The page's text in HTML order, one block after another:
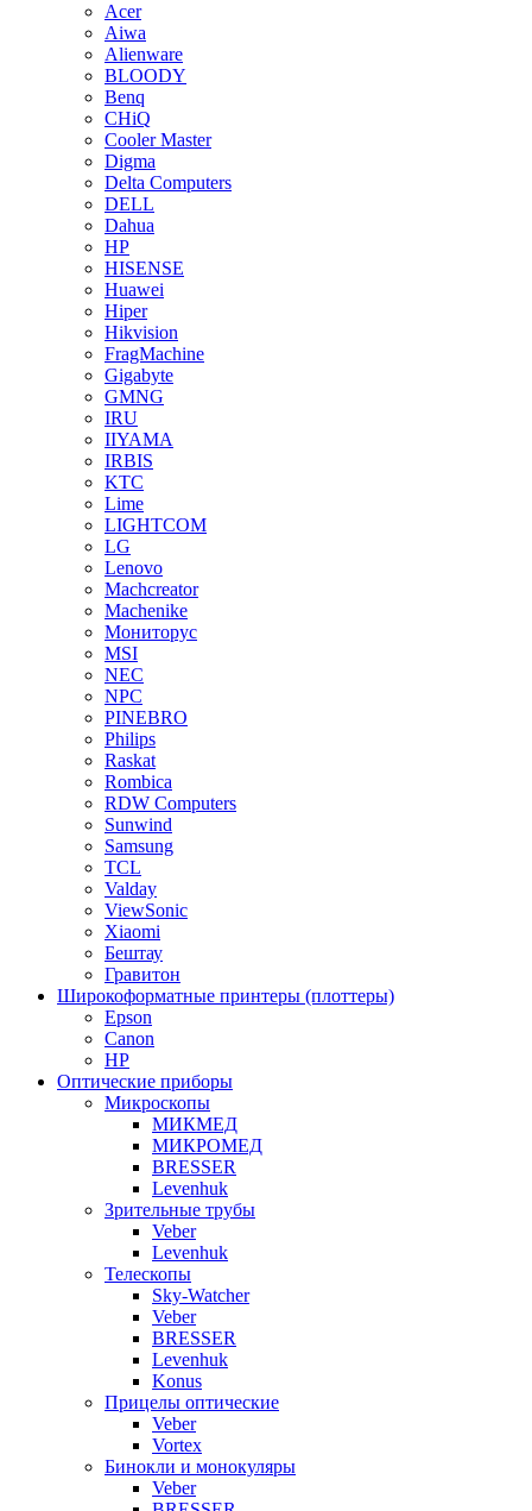
Acer
Aiwa
Alienware
BLOODY
Benq
CHiQ
Cooler Master
Digma
Delta Computers
DELL
Dahua
HP
HISENSE
Huawei
Hiper
Hikvision
FragMachine
Gigabyte
GMNG
IRU
IIYAMA
IRBIS
KTC
Lime
LIGHTCOM
LG
Lenovo
Machcreator
Machenike
Мониторус
MSI
NEC
NPC
PINEBRO
Philips
Raskat
Rombica
RDW Computers
Sunwind
Samsung
TCL
Valday
ViewSonic
Xiaomi
Бештау
Гравитон
Широкоформатные принтеры (плоттеры)
Epson
Canon
HP
Оптические приборы
Микроскопы
МИКМЕД
МИКРОМЕД
BRESSER
Levenhuk
Зрительные трубы
Veber
Levenhuk
Телескопы
Sky-Watcher
Veber
BRESSER
Levenhuk
Konus
Прицелы оптические
Veber
Vortex
Бинокли и монокуляры
Veber